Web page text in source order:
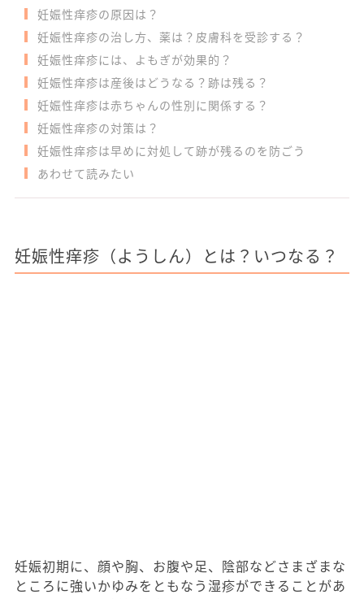
妊娠性痒疹の原因は？
妊娠性痒疹の治し方、薬は？皮膚科を受診する？
妊娠性痒疹には、よもぎが効果的？
妊娠性痒疹は産後はどうなる？跡は残る？
妊娠性痒疹は赤ちゃんの性別に関係する？
妊娠性痒疹の対策は？
妊娠性痒疹は早めに対処して跡が残るのを防ごう
あわせて読みたい
妊娠性痒疹（ようしん）とは？いつなる？
妊娠初期に、顔や胸、お腹や足、陰部などさまざまな
ところに強いかゆみをともなう湿疹ができることがあ